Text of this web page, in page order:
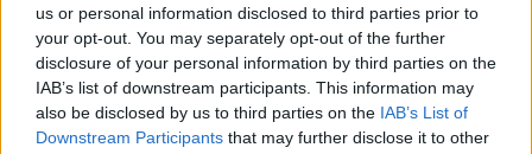
us or personal information disclosed to third parties prior to
your opt-out. You may separately opt-out of the further
disclosure of your personal information by third parties on the
IAB’s list of downstream participants. This information may
also be disclosed by us to third parties on the IAB’s List of
Downstream Participants that may further disclose it to other
bokföringsprogram som automatiserar
beräkning och rapportering av bilersättningar,
kan företag spara tid och minska risken för fel.
Dessa system kan ofta integreras med
företagets övriga ekonomisystem för en